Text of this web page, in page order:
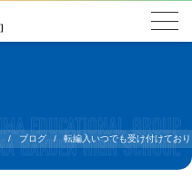
ブログ 転編入いつでも受け付けてお